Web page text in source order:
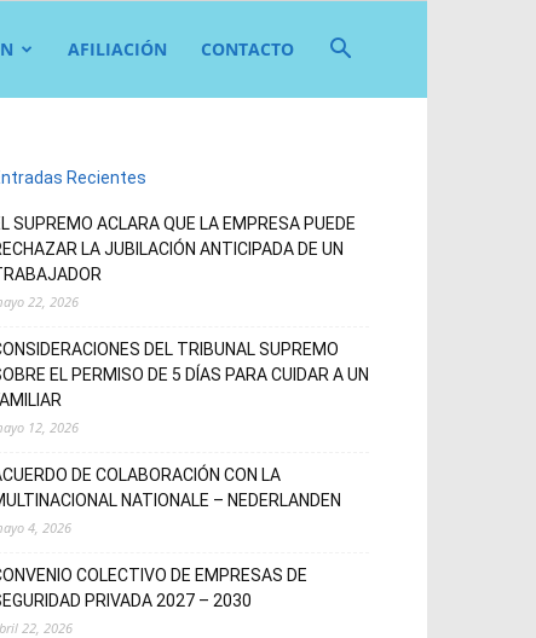
AFILIACIÓN CONTACTO
Recientes
SUPREMO ACLARA QUE LA EMPRESA PUEDE
LA JUBILACIÓN ANTICIPADA DE UN
22, 2026
DEL TRIBUNAL SUPREMO
EL PERMISO DE 5 DÍAS PARA CUIDAR A UN
12, 2026
DE COLABORACIÓN CON LA
NATIONALE – NEDERLANDEN
4, 2026
COLECTIVO DE EMPRESAS DE
PRIVADA 2027 – 2030
22, 2026